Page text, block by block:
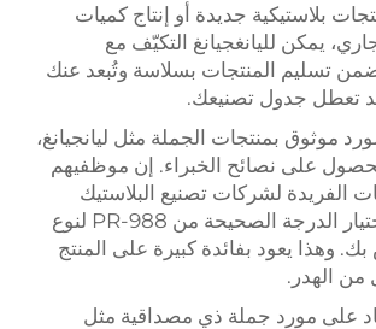
بلاستيكية جديدة أو إنتاج كميات
يمكن لليانغجيانغ التكيّف مع
تسليم المنتجات بسلاسة وتُبعد عنك
قد تعطل جدول تصنيعك.
موثوق بمنتجات الجملة مثل ليانجيانغ،
على نصائح الخبراء. إن موظفيهم
الفريدة لشركات تصنيع البلاستيك
وسيدلونك في اختيار الدرجة الصحيحة من PR-988 لنوع
بك. وهذا يعود بفائدة كبيرة على المنتج
من الهدر.
على مورد جملة ذي مصداقية مثل